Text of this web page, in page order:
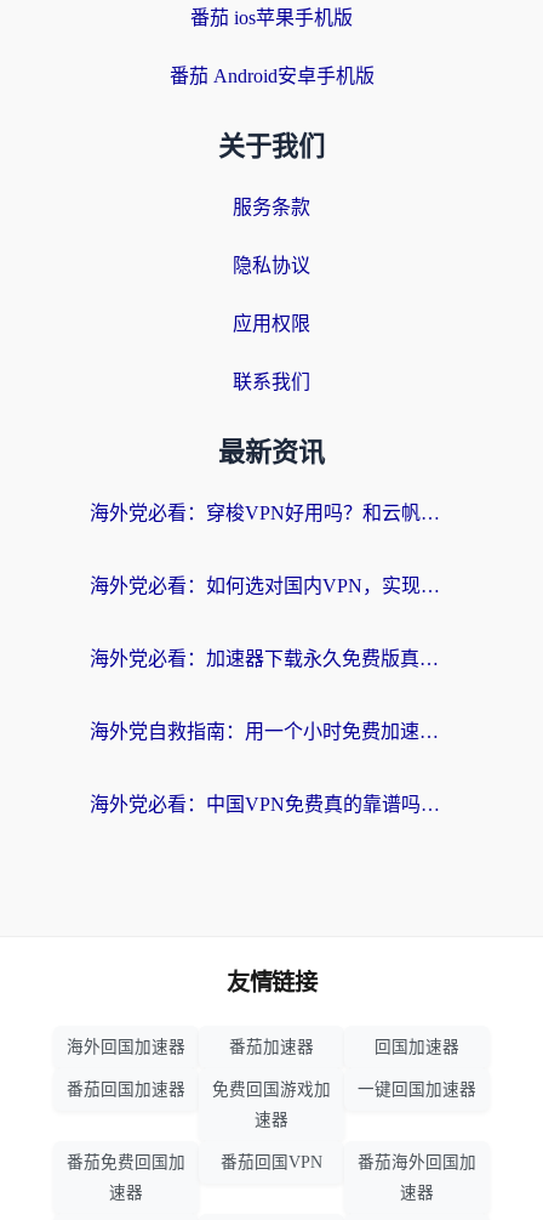
番茄 ios苹果手机版
番茄 Android安卓手机版
关于我们
服务条款
隐私协议
应用权限
联系我们
最新资讯
海外党必看：穿梭VPN好用吗？和云帆VPN对比哪个回国效果更好？附真实测评+避坑指南
海外党必看：如何选对国内VPN，实现无缝访问国内资源？
海外党必看：加速器下载永久免费版真的存在吗？教你无缝访问国内资源的正确姿势
海外党自救指南：用一个小时免费加速器，轻松打破国内资源访问壁垒？
海外党必看：中国VPN免费真的靠谱吗？手把手教你选对回国加速器
友情链接
海外回国加速器 番茄加速器 回国加速器
番茄回国加速器
免费回国游戏加
速器
一键回国加速器
番茄免费回国加
速器
番茄回国VPN
番茄海外回国加
速器